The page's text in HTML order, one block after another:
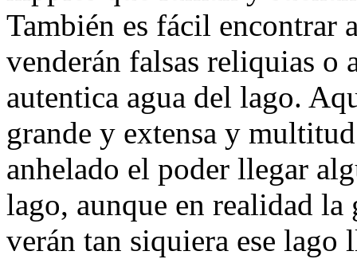
También es fácil encontrar
venderán falsas reliquias o
autentica agua del lago.
grande y extensa y
anhelado el poder llegar
lago, aunque en realidad
verán tan siquiera ese lago